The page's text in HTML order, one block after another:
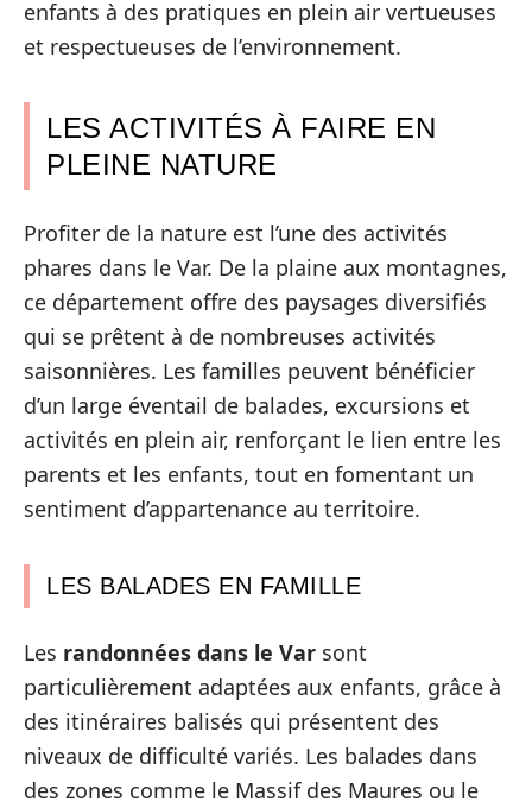
enfants à des pratiques en plein air vertueuses
et respectueuses de l’environnement.
LES ACTIVITÉS À FAIRE EN
PLEINE NATURE
Profiter de la nature est l’une des activités
phares dans le Var. De la plaine aux montagnes,
ce département offre des paysages diversifiés
qui se prêtent à de nombreuses activités
saisonnières. Les familles peuvent bénéficier
d’un large éventail de balades, excursions et
activités en plein air, renforçant le lien entre les
parents et les enfants, tout en fomentant un
sentiment d’appartenance au territoire.
LES BALADES EN FAMILLE
Les randonnées dans le Var sont
particulièrement adaptées aux enfants, grâce à
des itinéraires balisés qui présentent des
niveaux de difficulté variés. Les balades dans
des zones comme le Massif des Maures ou le